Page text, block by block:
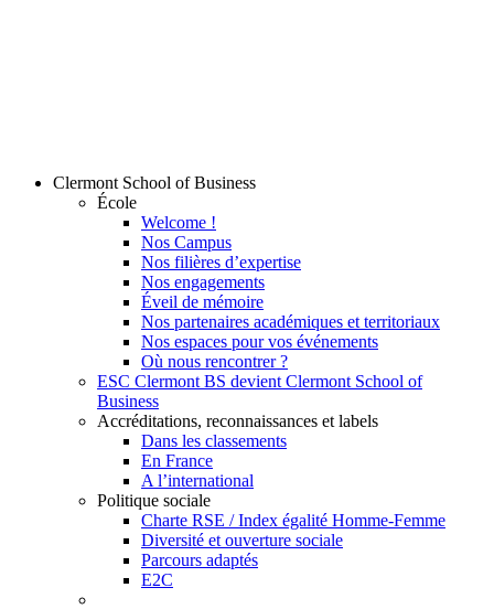
Clermont School of Business
École
Welcome !
Nos Campus
Nos filières d’expertise
Nos engagements
Éveil de mémoire
Nos partenaires académiques et territoriaux
Nos espaces pour vos événements
Où nous rencontrer ?
ESC Clermont BS devient Clermont School of
Business
Accréditations, reconnaissances et labels
Dans les classements
En France
A l’international
Politique sociale
Charte RSE / Index égalité Homme-Femme
Diversité et ouverture sociale
Parcours adaptés
E2C